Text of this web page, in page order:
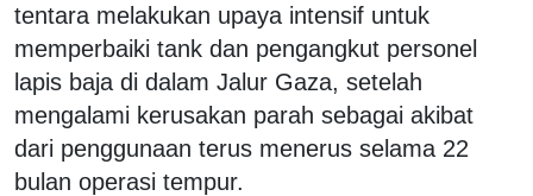
tentara melakukan upaya intensif untuk
memperbaiki tank dan pengangkut personel
lapis baja di dalam Jalur Gaza, setelah
mengalami kerusakan parah sebagai akibat
dari penggunaan terus menerus selama 22
bulan operasi tempur.